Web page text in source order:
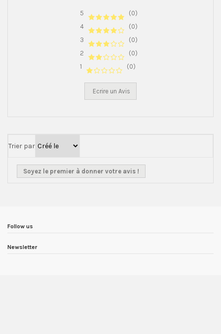
5
(0)
4
(0)
3
(0)
2
(0)
1
(0)
Ecrire un Avis
Trier par
Soyez le premier à donner votre avis !
Follow us
Newsletter